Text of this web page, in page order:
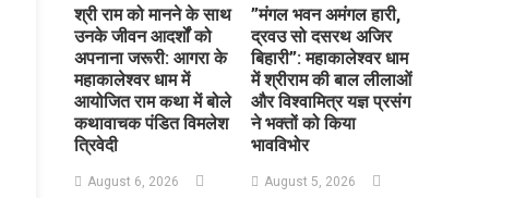
​श्री राम को मानने के साथ
उनके जीवन आदर्शों को
अपनाना जरूरी: आगरा के
महाकालेश्वर धाम में
आयोजित राम कथा में बोले
कथावाचक पंडित विमलेश
त्रिवेदी
August 6, 2026
​”मंगल भवन अमंगल हारी,
द्रवउ सो दसरथ अजिर
बिहारी”: महाकालेश्वर धाम
में श्रीराम की बाल लीलाओं
और विश्वामित्र यज्ञ प्रसंग
ने भक्तों को किया
भावविभोर
August 5, 2026